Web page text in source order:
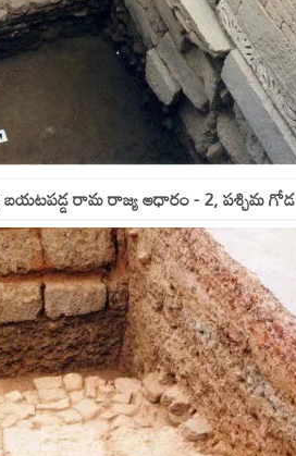
బయటపడ్డ రామ రాజ్య ఆధారం - 2, పశ్చిమ గోడ